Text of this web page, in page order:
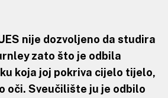
nije dozvoljeno da studira
zato što je odbila
koja joj pokriva cijelo tijelo,
oči. Sveučilište ju je odbilo